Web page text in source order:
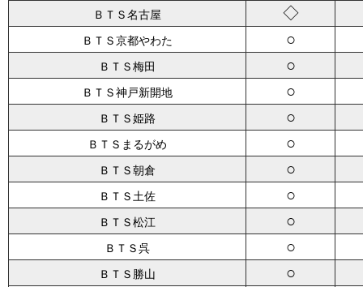
ＢＴＳ名古屋 ◇
ＢＴＳ京都やわた ○
ＢＴＳ梅田 ○
ＢＴＳ神戸新開地 ○
ＢＴＳ姫路 ○
ＢＴＳまるがめ ○
ＢＴＳ朝倉 ○
ＢＴＳ土佐 ○
ＢＴＳ松江 ○
ＢＴＳ呉 ○
ＢＴＳ勝山 ○